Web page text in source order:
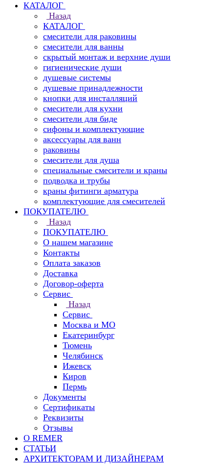
КАТАЛОГ
Назад
КАТАЛОГ
смесители для раковины
смесители для ванны
скрытый монтаж и верхние души
гигиенические души
душевые системы
душевые принадлежности
кнопки для инсталляций
смесители для кухни
смесители для биде
сифоны и комплектующие
аксессуары для ванн
раковины
смесители для душа
специальные смесители и краны
подводка и трубы
краны фитинги арматура
комплектующие для смесителей
ПОКУПАТЕЛЮ
Назад
ПОКУПАТЕЛЮ
О нашем магазине
Контакты
Оплата заказов
Доставка
Договор-оферта
Сервис
Назад
Сервис
Москва и МО
Екатеринбург
Тюмень
Челябинск
Ижевск
Киров
Пермь
Документы
Сертификаты
Реквизиты
Отзывы
О REMER
СТАТЬИ
АРХИТЕКТОРАМ И ДИЗАЙНЕРАМ